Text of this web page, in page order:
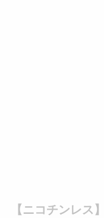
【ニコチンレス